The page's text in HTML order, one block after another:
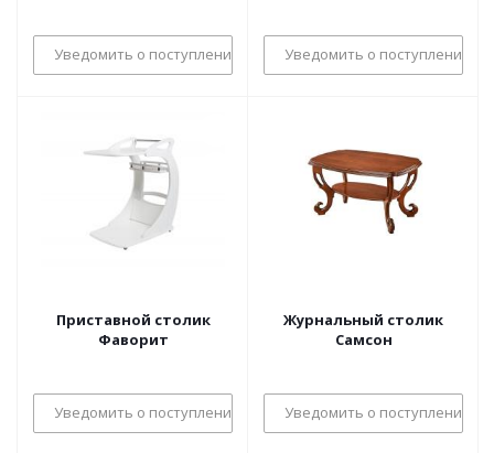
Уведомить о поступлении Уведомить о поступлении
Приставной столик
Фаворит
Уведомить о поступлении
Журнальный столик
Самсон
Уведомить о поступлении